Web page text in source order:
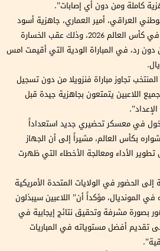
كاملة ومن دون أي إصابات”.
العراقي، أمير العماري، جاهزية أسود
الرافدين للاستحقاقات المقبلة في كأس العالم 2026، وذلك عقب الخسارة
دون رد، في المباراة الودية التي أقيمت امس
تجاوز مباراة فنزويلا من دون تسجيل
اللاعبين يتمتعون بجاهزية جيدة قبل
في معسكر تحضيري جديد استعداداً
بكأس العالم، مشيراً إلى أن الجهاز
تطوير الأداء ومعالجة الأخطاء التي ظهرت
إلى الحضور في الولايات المتحدة الأمريكية
في المونديال، مؤكداً أن” اللاعبين سيبذلون
بصورة مشرفة وتحقيق نتائج إيجابية في
تقديم أفضل مستوياته في المباريات